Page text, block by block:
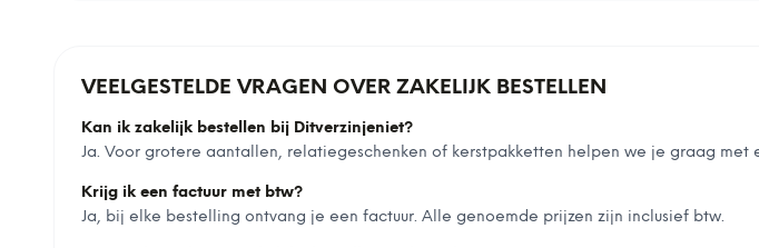
VEELGESTELDE VRAGEN OVER ZAKELIJK BESTELLEN
Kan ik zakelijk bestellen bij Ditverzinjeniet?
Ja. Voor grotere aantallen, relatiegeschenken of kerstpakketten helpen we je graag
Krijg ik een factuur met btw?
Ja, bij elke bestelling ontvang je een factuur. Alle genoemde prijzen zijn inclusief btw.